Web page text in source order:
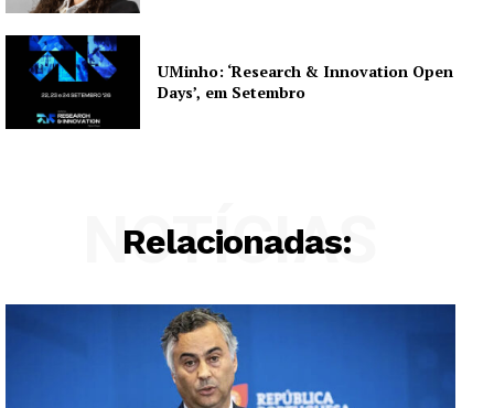
UMinho: ‘Research & Innovation Open
Days’, em Setembro
Relacionadas:
NOTÍCIAS